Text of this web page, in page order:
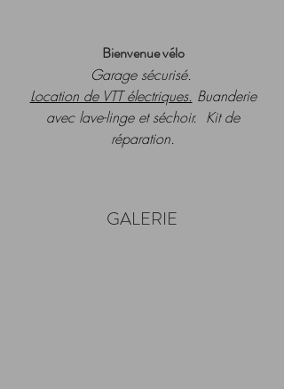
Bienvenue vélo
Garage sécurisé.
Location de VTT électriques. Buanderie
avec lave-linge et séchoir. Kit de
réparation.
GALERIE